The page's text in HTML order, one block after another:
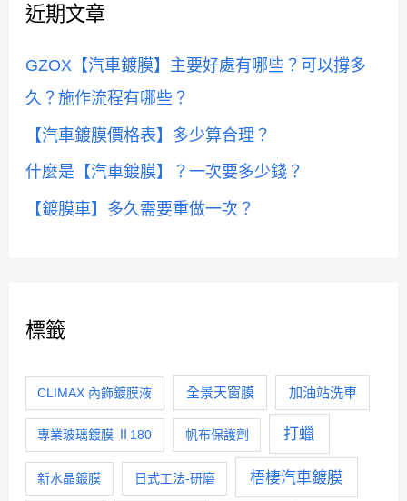
字
:
近期文章
GZOX【汽車鍍膜】主要好處有哪些？可以撐多
久？施作流程有哪些？
【汽車鍍膜價格表】多少算合理？
什麼是【汽車鍍膜】？一次要多少錢？
【鍍膜車】多久需要重做一次？
標籤
CLIMAX 內飾鍍膜液 全景天窗膜 加油站洗車
專業玻璃鍍膜 Ⅱ180 帆布保護劑 打蠟
新水晶鍍膜 日式工法-研磨 梧棲汽車鍍膜